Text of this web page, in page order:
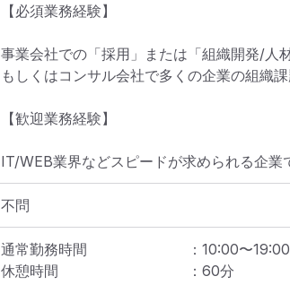
【必須業務経験】
事業会社での「採用」または「組織開発/人
もしくはコンサル会社で多くの企業の組織
【歓迎業務経験】
IT/WEB業界などスピードが求められる企業
不問
通常勤務時間 ： 10:00〜19:00
休憩時間
： 60分